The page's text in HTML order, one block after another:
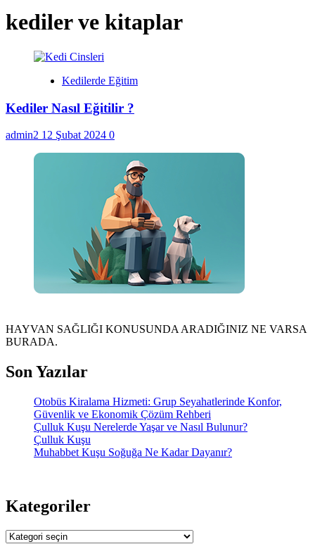
kediler ve kitaplar
Kedilerde Eğitim
Kediler Nasıl Eğitilir ?
admin2 12 Şubat 2024 0
HAYVAN SAĞLIĞI KONUSUNDA ARADIĞINIZ NE VARSA
BURADA.
Son Yazılar
Otobüs Kiralama Hizmeti: Grup Seyahatlerinde Konfor,
Güvenlik ve Ekonomik Çözüm Rehberi
Çulluk Kuşu Nerelerde Yaşar ve Nasıl Bulunur?
Çulluk Kuşu
Muhabbet Kuşu Soğuğa Ne Kadar Dayanır?
Kategoriler
Kategoriler